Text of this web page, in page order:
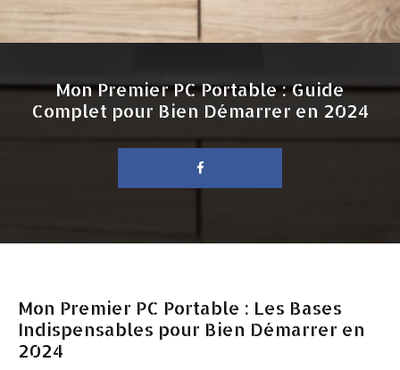
Mon Premier PC Portable : Guide
Complet pour Bien Démarrer en 2024
Mon Premier PC Portable : Les Bases
Indispensables pour Bien Démarrer en
2024